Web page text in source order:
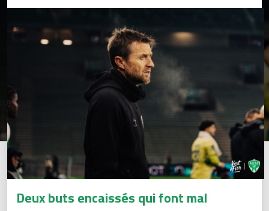
Deux buts encaissés qui font mal